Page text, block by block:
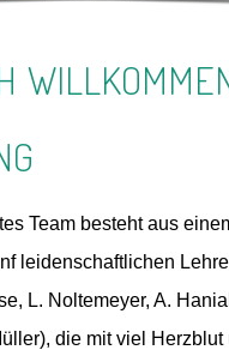
Team besteht aus
leidenschaftlichen
L. Noltemeyer, A.
die mit viel Herzblut